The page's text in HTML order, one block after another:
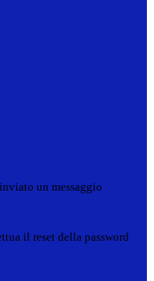
un messaggio
il reset della password